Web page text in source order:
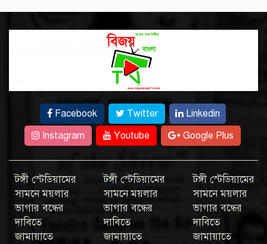
Facebook Twitter
Linkedin
Instagram
Youtube Google Plus
টঙ্গী স্টেডিয়ামের
সামনে ময়লার
ভাগার বন্ধের
দাবিতে
জামায়াতে
টঙ্গী স্টেডিয়ামের
সামনে ময়লার
ভাগার বন্ধের
দাবিতে
জামায়াতে
টঙ্গী স্টেডিয়ামের
সামনে ময়লার
ভাগার বন্ধের
দাবিতে
জামায়াতে